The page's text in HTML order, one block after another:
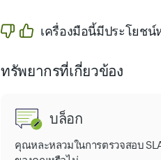
เครื่องมือนี้มีประโยชน์
ทรัพยากรที่เกี่ยวข้อง
บล็อก
คุณหละหลวมในการตรวจสอบ